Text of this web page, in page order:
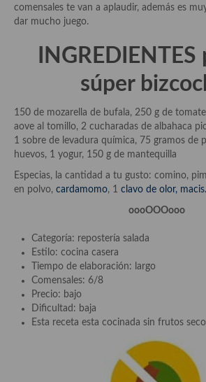
Salsas y mojos
Aperitivos
Bocadillos, hamburguesas, sándwich,
demás
Entrantes y primeros platos
Ensaladas
Gazpachos, salmorejos, sopas y cremas frías
Quínoa
Pasta
Arroces Y fideuás
comensales te van a aplaudir, además es
dar mucho juego.
súper
150 de mozarella de bufala, 250 g de
aove al tomillo, 2 cucharadas de albahaca
1 sobre de levadura química, 75 gramos de
huevos, 1 yogur, 150 g de mantequilla
Especias, la cantidad a tu gusto: comino,
en polvo, cardamomo, 1 clavo de olor, macis.
oooOOOooo
Categoría: repostería salada
Estilo: cocina casera
Tiempo de elaboración: largo
Comensales: 6/8
Precio: bajo
Dificultad: baja
Esta receta esta cocinada sin frutos